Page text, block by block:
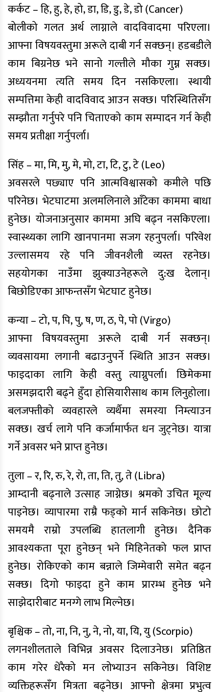
कर्कट – हि, हु, हे, हो, डा, डि, डु, डे, डो (Cancer)
बोलीको गलत अर्थ लाग्नाले वादविवादमा परिएला।
आफ्ना विषयवस्तुमा अरूले दाबी गर्न सक्छन्। हडबडीले
काम बिग्रनेछ भने सानो गल्तीले मौका गुम्न सक्छ।
अध्ययनमा त्यति समय दिन नसकिएला। स्थायी
सम्पत्तिमा केही वादविवाद आउन सक्छ। परिस्थितिसँग
सम्झौता गर्नुपरे पनि चिताएको काम सम्पादन गर्न केही
समय प्रतीक्षा गर्नुपर्ला।
सिंह – मा, मि, मु, मे, मो, टा, टि, टु, टे (Leo)
अवसरले पछ्याए पनि आत्मविश्वासको कमीले पछि
परिनेछ। भेटघाटमा अलमलिनाले आँटेका काममा बाधा
हुनेछ। योजनाअनुसार काममा अघि बढ्न नसकिएला।
स्वास्थ्यका लागि खानपानमा सजग रहनुपर्ला। परिवेश
उल्लासमय रहे पनि जीवनशैली व्यस्त रहनेछ।
सहयोगका नाउँमा झुक्याउनेहरूले दु:ख देलान्।
बिछोडिएका आफन्तसँग भेटघाट हुनेछ।
कन्या – टो, प, पि, पु, ष, ण, ठ, पे, पो (Virgo)
आफ्ना विषयवस्तुमा अरूले दाबी गर्न सक्छन्।
व्यवसायमा लगानी बढाउनुपर्ने स्थिति आउन सक्छ।
फाइदाका लागि केही वस्तु त्याग्नुपर्ला। छिमेकमा
असमझदारी बढ्ने हुँदा होसियारीसाथ काम लिनुहोला।
बलजफ्तीको व्यवहारले व्यर्थैमा समस्या निम्त्याउन
सक्छ। खर्च लागे पनि कर्जामार्फत धन जुट्नेछ। यात्रा
गर्ने अवसर भने प्राप्त हुनेछ।
तुला – र, रि, रु, रे, रो, ता, ति, तु, ते (Libra)
आम्दानी बढ्नाले उत्साह जाग्नेछ। श्रमको उचित मूल्य
पाइनेछ। व्यापारमा राम्रै फड्को मार्न सकिनेछ। छोटो
समयमै राम्रो उपलब्धि हातलागी हुनेछ। दैनिक
आवश्यकता पूरा हुनेछन् भने मिहिनेतको फल प्राप्त
हुनेछ। रोकिएको काम बन्नाले जिम्मेवारी समेत बढ्न
सक्छ। दिगो फाइदा हुने काम प्रारम्भ हुनेछ भने
साझेदारीबाट मनग्गे लाभ मिल्नेछ।
बृश्चिक – तो, ना, नि, नु, ने, नो, या, यि, यु (Scorpio)
लगनशीलताले विभिन्न अवसर दिलाउनेछ। प्रतिष्ठित
काम गरेर धेरैको मन लोभ्याउन सकिनेछ। विशिष्ट
व्यक्तिहरूसँग मित्रता बढ्नेछ। आफ्नो क्षेत्रमा प्रभुत्व